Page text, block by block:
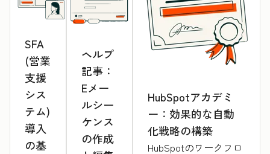
SFA
(営業
支援
シス
テム)
導入
の基
ヘルプ
記事：
Eメー
ルシー
ケンス
の作成
HubSpotアカデミ
ー：効果的な自動
化戦略の構築
HubSpotのワークフロ